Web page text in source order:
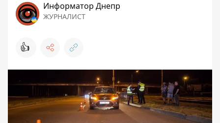
Информатор Днепр
ЖУРНАЛИСТ
👍